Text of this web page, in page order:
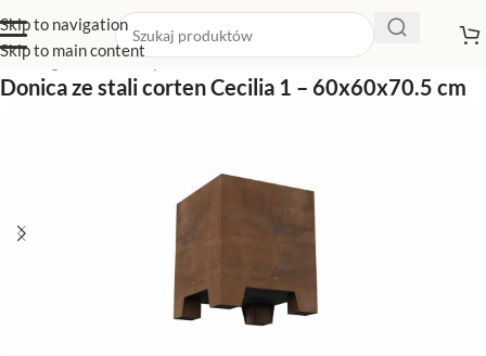
Skip to navigation
Skip to main content
Strona główna/Sklep z donicami/Donice kwadratowe
Donica ze stali corten Cecilia 1 – 60x60x70.5 cm